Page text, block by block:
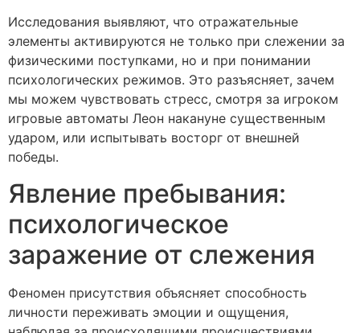
Исследования выявляют, что отражательные
элементы активируются не только при слежении за
физическими поступками, но и при понимании
психологических режимов. Это разъясняет, зачем
мы можем чувствовать стресс, смотря за игроком
игровые автоматы Леон накануне существенным
ударом, или испытывать восторг от внешней
победы.
Явление пребывания:
психологическое
заражение от слежения
Феномен присутствия объясняет способность
личности переживать эмоции и ощущения,